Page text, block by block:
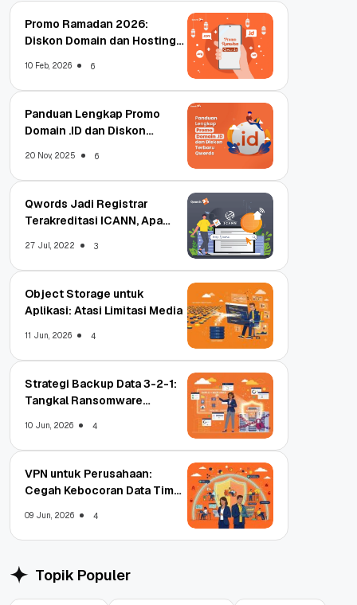
Promo Ramadan 2026:
Diskon Domain dan Hosting
10 Feb, 2026 6
Panduan Lengkap Promo
Domain .ID dan Diskon
20 Nov, 2025 6
Qwords Jadi Registrar
Terakreditasi ICANN, Apa
27 Jul, 2022 3
Object Storage untuk
Aplikasi: Atasi Limitasi Media
11 Jun, 2026 4
Strategi Backup Data 3-2-1:
Tangkal Ransomware
10 Jun, 2026 4
VPN untuk Perusahaan:
Cegah Kebocoran Data Tim
09 Jun, 2026 4
Topik Populer